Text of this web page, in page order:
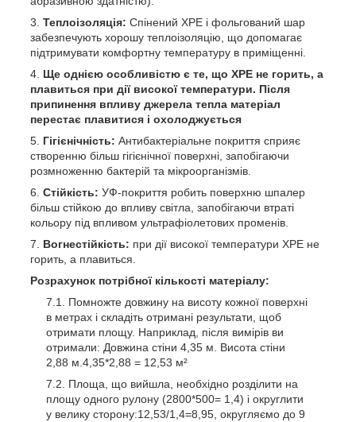
Теплоізоляція: Спінений ХРЕ і фольгований шар
забезпечують хорошу теплоізоляцію, що допомагає
підтримувати комфортну температуру в приміщенні.
Ще однією особливістю є те, що ХРЕ не горить, а
плавиться при дії високої температури. Після
припинення впливу джерела тепла матеріал
перестає плавитися і охолоджується
Гігієнічність: Антибактеріальне покриття сприяє
створенню більш гігієнічної поверхні, запобігаючи
розмноженню бактерій та мікроорганізмів.
Стійкість: УФ-покриття робить поверхню шпалер
більш стійкою до впливу світла, запобігаючи втраті
кольору під впливом ультрафіолетових променів.
Вогнестійкість: при дії високої температури ХРЕ не
горить, а плавиться.
Розрахунок потрібної кількості матеріалу:
Помножте довжину на висоту кожної поверхні
в метрах і складіть отримані результати, щоб
отримати площу. Наприклад, після вимірів ви
отримали: Довжина стіни 4,35 м. Висота стіни
2,88 м.4,35*2,88 = 12,53 м²
Площа, що вийшла, необхідно розділити на
площу одного рулону (2800*500= 1,4) і округлити
у велику сторону:12,53/1,4=8,95, округляємо до 9